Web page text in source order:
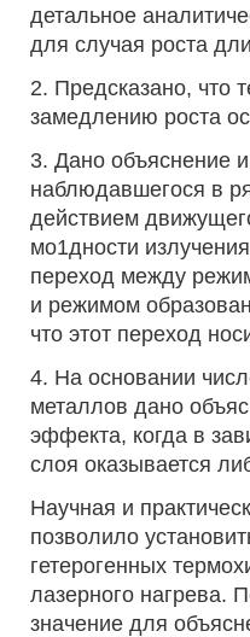
детальное
для случая роста
2. Предсказано, что
замедлению роста
3. Дано объяснение
наблюдавшегося в
действием
мо1дности
переход между
и режимом
что этот переход
4. На основании
металлов дано
эффекта, когда в
слоя оказывается
Научная и
позволило
гетерогенных
лазерного нагрева.
значение для